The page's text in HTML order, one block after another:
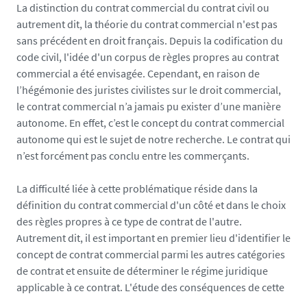
s
e
La distinction du contrat commercial du contrat civil ou
autrement dit, la théorie du contrat commercial n'est pas
sans précédent en droit français. Depuis la codification du
code civil, l'idée d'un corpus de règles propres au contrat
commercial a été envisagée. Cependant, en raison de
l’hégémonie des juristes civilistes sur le droit commercial,
le contrat commercial n’a jamais pu exister d’une manière
autonome. En effet, c’est le concept du contrat commercial
autonome qui est le sujet de notre recherche. Le contrat qui
n’est forcément pas conclu entre les commerçants.
La difficulté liée à cette problématique réside dans la
définition du contrat commercial d'un côté et dans le choix
des règles propres à ce type de contrat de l'autre.
Autrement dit, il est important en premier lieu d'identifier le
concept de contrat commercial parmi les autres catégories
de contrat et ensuite de déterminer le régime juridique
applicable à ce contrat. L'étude des conséquences de cette